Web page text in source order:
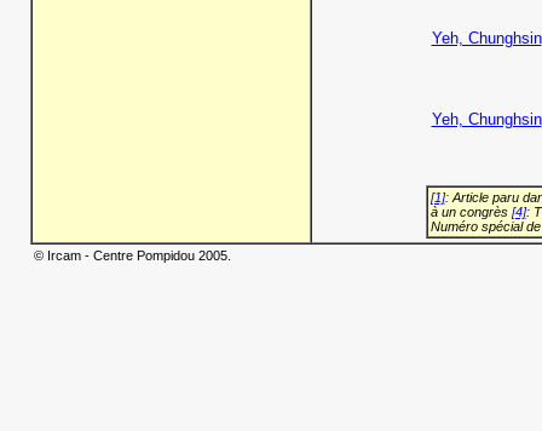
Yeh, Chunghsin
Yeh, Chunghsin
[1]: Article paru
à un congrès [4]:
Numéro spécial
© Ircam - Centre Pompidou 2005.